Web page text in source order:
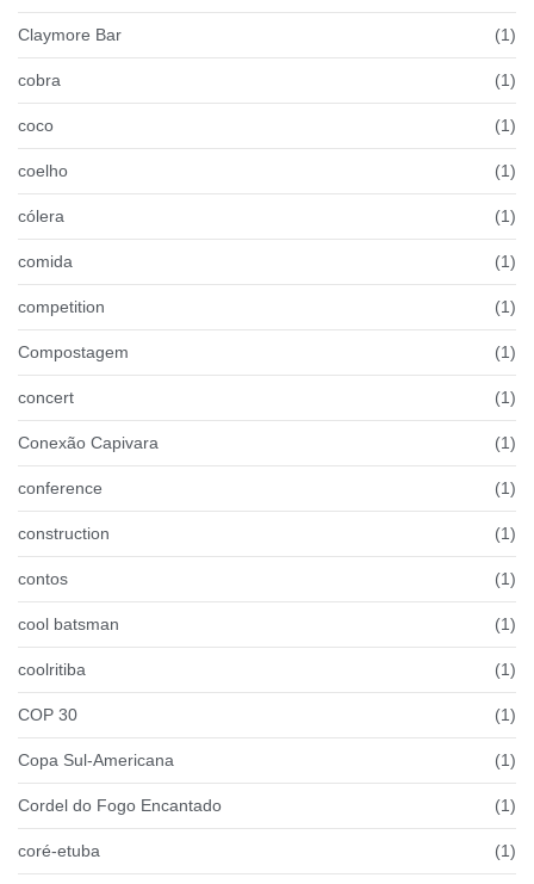
Claymore Bar (1)
cobra (1)
coco (1)
coelho (1)
cólera (1)
comida (1)
competition (1)
Compostagem (1)
concert (1)
Conexão Capivara (1)
conference (1)
construction (1)
contos (1)
cool batsman (1)
coolritiba (1)
COP 30 (1)
Copa Sul-Americana (1)
Cordel do Fogo Encantado (1)
coré-etuba (1)